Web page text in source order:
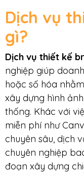
Dịch vụ
gì?
Dịch vụ thiết kế
nghiệp giúp
hoặc số hóa
xây dựng hình
thống. Khác với
miễn phí như
chuyên sâu, dịch
chuyên nghiệp
đoạn xây dựng